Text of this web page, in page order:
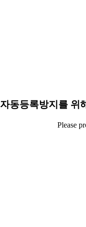
자동등록방지를 위
Please